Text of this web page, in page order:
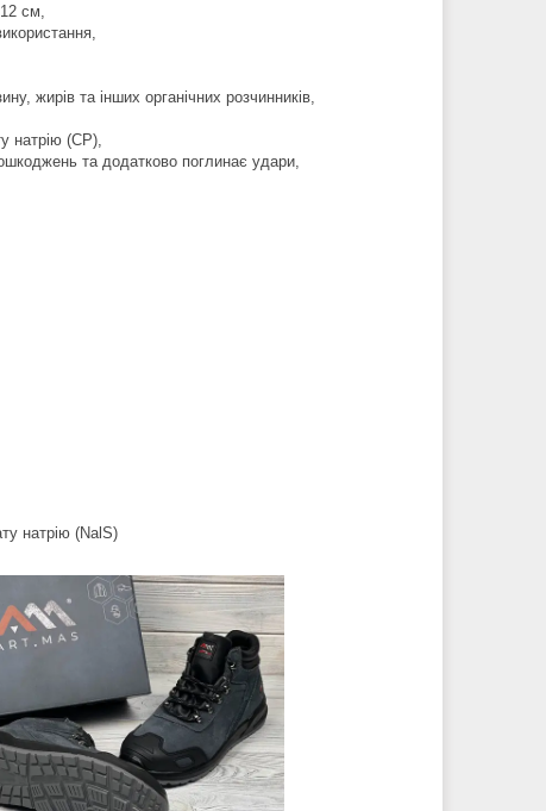
см,
жирів та інших органічних розчинників,
натрію (СР),
та додатково поглинає удари,
натрію (NalS)